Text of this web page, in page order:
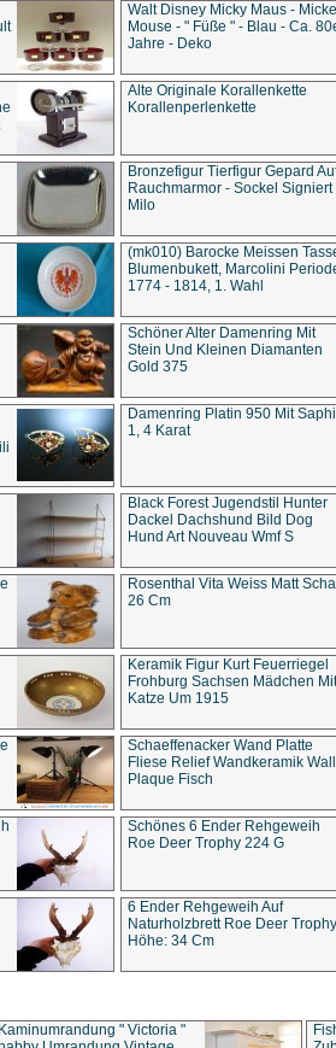
Walt Disney Micky Maus -
Mouse - " Füße " - Blau - Ca.
Jahre - Deko
Alte Originale Korallenkette
Korallenperlenkette
Bronzefigur Tierfigur Gepard
Rauchmarmor - Sockel Signiert
Milo
(mk010) Barocke Meissen
Blumenbukett, Marcolini
1774 - 1814, 1. Wahl
Schöner Alter Damenring Mit
Stein Und Kleinen Diamanten
Gold 375
Damenring Platin 950 Mit
1, 4 Karat
Black Forest Jugendstil Hunter
Dackel Dachshund Bild Dog
Hund Art Nouveau Wmf S
Rosenthal Vita Weiss Matt
26 Cm
Keramik Figur Kurt Feuerriegel
Frohburg Sachsen Mädchen Mit
Katze Um 1915
Schaeffenacker Wand Platte
Fliese Relief Wandkeramik Wall
Plaque Fisch
Schönes 6 Ender Rehgeweih
Roe Deer Trophy 224 G
6 Ender Rehgeweih Auf
Naturholzbrett Roe Deer Trophy
Höhe: 34 Cm
" Victoria "